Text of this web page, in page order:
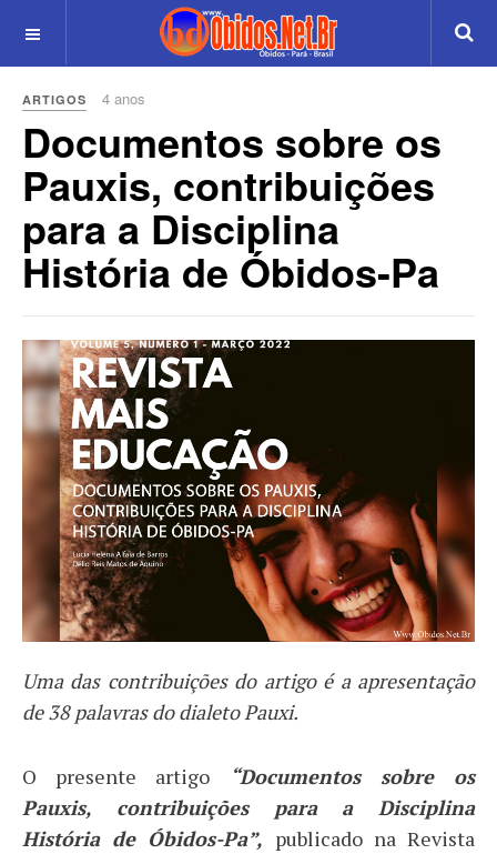
ARTIGOS 4 anos
Documentos sobre os
Pauxis, contribuições
para a Disciplina
História de Óbidos-Pa
Uma das contribuições do artigo é a apresentação
de 38 palavras do dialeto Pauxi.
O presente artigo
“Documentos sobre os
Pauxis, contribuições para a Disciplina
História de Óbidos-Pa”, publicado na Revista